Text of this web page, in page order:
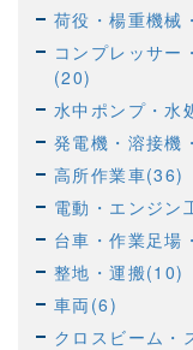
荷役・楊重機械
コンプレッサー
(20)
水中ポンプ・水
発電機・溶接機
高所作業車(36)
電動・エンジン
台車・作業足場
整地・運搬(10)
車両(6)
クロスビーム・